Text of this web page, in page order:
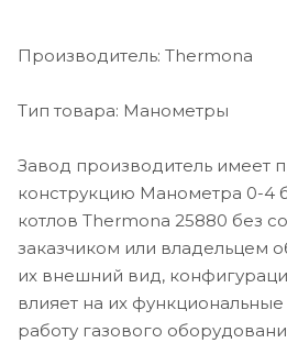
Производитель: Thermona
Тип товара: Манометры
Завод производитель имеет
конструкцию Манометра 0-4
котлов Thermona 25880 без
заказчиком или владельцем
их внешний вид,
влияет на их
работу газового